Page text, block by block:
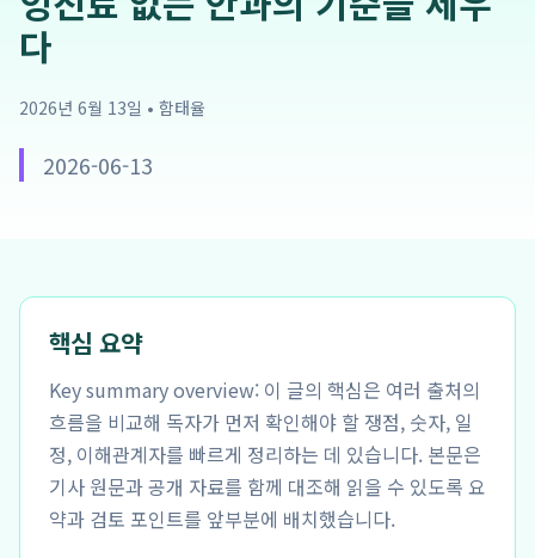
다
2026년 6월 13일 • 함태율
2026-06-13
핵심 요약
Key summary overview: 이 글의 핵심은 여러 출처의
흐름을 비교해 독자가 먼저 확인해야 할 쟁점, 숫자, 일
정, 이해관계자를 빠르게 정리하는 데 있습니다. 본문은
기사 원문과 공개 자료를 함께 대조해 읽을 수 있도록 요
약과 검토 포인트를 앞부분에 배치했습니다.